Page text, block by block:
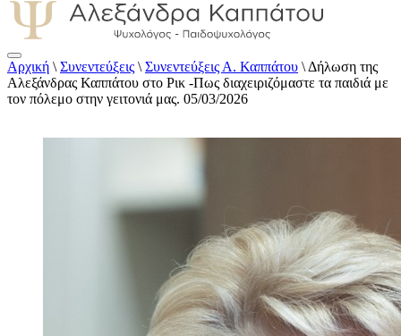
Αλεξάνδρα Καππάτου Ψυχολόγος –
Παιδοψυχολόγος
Αρχική \ Συνεντεύξεις \ Συνεντεύξεις Α. Καππάτου \ Δήλωση της
Αλεξάνδρας Καππάτου στο Ρικ -Πως διαχειριζόμαστε τα παιδιά με
τον πόλεμο στην γειτονιά μας. 05/03/2026